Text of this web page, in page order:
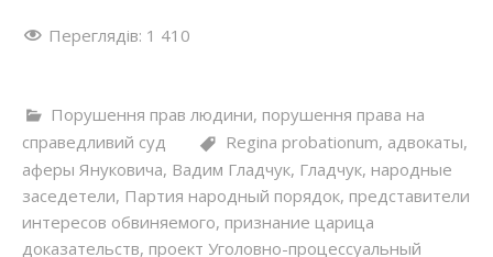
Переглядів: 1 410
Порушення прав людини, порушення права на
справедливий суд
Regina probationum, адвокаты,
аферы Януковича, Вадим Гладчук, Гладчук, народные
заседетели, Партия народный порядок, представители
интересов обвиняемого, признание царица
доказательств, проект Уголовно-процессуальный